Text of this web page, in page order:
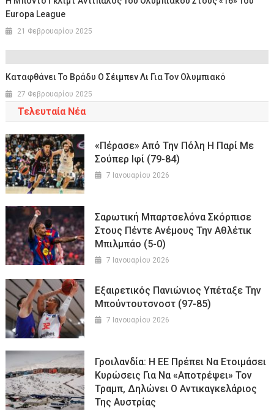
Europa League
21 Φεβρουαρίου 2025
Καταφθάνει Το Βράδυ Ο Σέιμπεν Λι Για Τον Ολυμπιακό
27 Φεβρουαρίου 2025
Τελευταία Νέα
«Πέρασε» Από Την Πόλη Η Παρί Με
Σούπερ Ιφί (79-84)
7 Ιανουαρίου 2026
Σαρωτική Μπαρτσελόνα Σκόρπισε
Στους Πέντε Ανέμους Την Αθλέτικ
Μπιλμπάο (5-0)
7 Ιανουαρίου 2026
Εξαιρετικός Πανιώνιος Υπέταξε Την
Μπούντουτσνοστ (97-85)
7 Ιανουαρίου 2026
Γροιλανδία: Η ΕΕ Πρέπει Να Ετοιμάσει
Κυρώσεις Για Να «αποτρέψει» Τον
Τραμπ, Δηλώνει Ο Αντικαγκελάριος
Της Αυστρίας